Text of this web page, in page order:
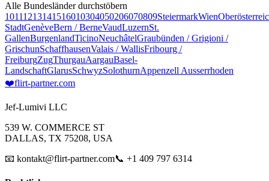
Alle Bundesländer durchstöbern
10111213141516010304050206070809SteiermarkWien
StadtGenèveBern / BerneVaudLuzernSt.
GallenBurgenlandTicinoNeuchâtelGraubünden / Grigioni /
GrischunSchaffhausenValais / WallisFribourg /
FreiburgZugThurgauAargauBasel-
LandschaftGlarusSchwyzSolothurnAppenzell Ausserrhoden
❤️flirt-partner.com
Jef-Lumivi LLC
539 W. COMMERCE ST
DALLAS, TX 75208, USA
📧 kontakt@flirt-partner.com📞 +1 409 797 6314